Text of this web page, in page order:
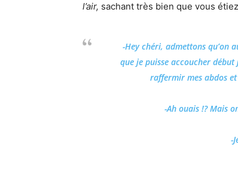
l’air, sachant très bien que vous
-Hey chéri, admettons qu’on
que je puisse accoucher
raffermir mes abdos
-Ah ouais !? Mais
-